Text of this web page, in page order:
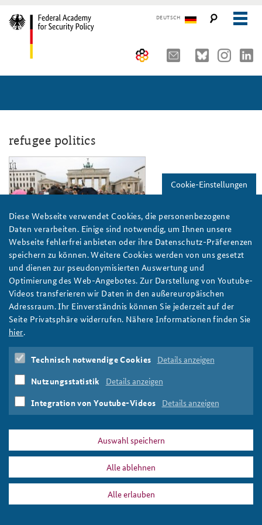
DEUTSCH
Advisory Board
Organisation
The Association of Friends
Partners
Young Leaders in Security Policy
Directions
Seminars, Conferences and Events
Security Policy Course for Senior Officials
Core Course on Security Policy
German Forum on Security Policy
Public Events
Further Events
Working Papers
refugee politics
ks_migration_slider.jpg
Foto: PanchoS/wikimedia commons/CC BY 2.0
Core Course: a strategic view to refugee politics
On 4 May 2016, the Core Course on Security Policy met Fritz
Felgentreu, Member of the German Parliament, and migration
expert Professor Karl-Heinz Meier-Braun to discuss the political
challenges of the current refugee crisis.
weiter
DATA PRIVACY IMPRINT
refugee politics Print
Cookie-Einstellungen
Diese Webseite verwendet Cookies, die personenbezogene
Daten verarbeiten. Einige sind notwendig, um Ihnen unsere
Webseite fehlerfrei anbieten oder ihre Datenschutz-Präferenzen
speichern zu können. Weitere Cookies werden von uns gesetzt
und dienen zur pseudonymisierten Auswertung und
Optimierung des Web-Angebotes. Zur Darstellung von Youtube-
Videos transferieren wir Daten in den außereuropäischen
Adressraum. Ihr Einverständnis können Sie jederzeit auf der
Seite Privatsphäre widerrufen. Nähere Informationen finden Sie
hier.
Technisch notwendige Cookies Details anzeigen
Nutzungsstatistik Details anzeigen
Integration von Youtube-Videos Details anzeigen
Auswahl speichern
Alle ablehnen
Alle erlauben